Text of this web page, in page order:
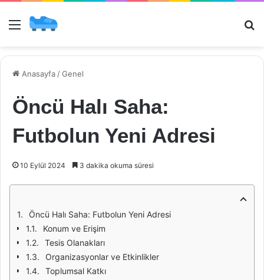
Menü
Anasayfa /Genel
Öncü Halı Saha:
Futbolun Yeni Adresi
10 Eylül 2024 3 dakika okuma süresi
Öncü Halı Saha: Futbolun Yeni Adresi
Konum ve Erişim
Tesis Olanakları
Organizasyonlar ve Etkinlikler
Toplumsal Katkı